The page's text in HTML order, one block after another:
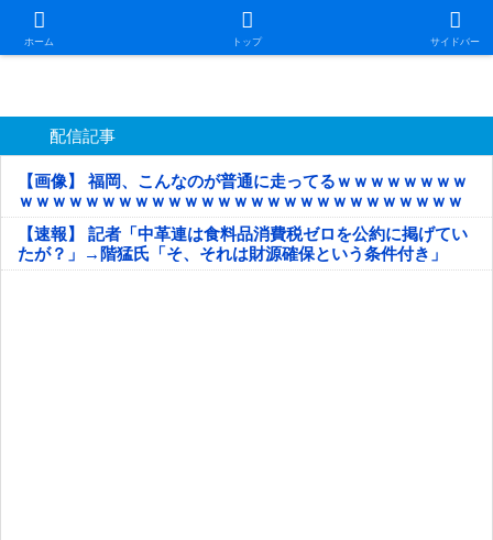
ホーム トップ サイドバー
日本第一！ニュース録
配信記事
【画像】 福岡、こんなのが普通に走ってるｗｗｗｗｗｗｗｗ
ｗｗｗｗｗｗｗｗｗｗｗｗｗｗｗｗｗｗｗｗｗｗｗｗｗｗｗ
ｗｗｗｗｗ
【速報】 記者「中革連は食料品消費税ゼロを公約に掲げてい
たが？」→階猛氏「そ、それは財源確保という条件付き」